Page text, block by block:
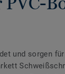
und sorgen